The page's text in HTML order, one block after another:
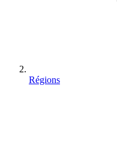
Régions